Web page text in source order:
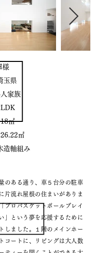
様
玉県
人家族
㎡
㎡
造軸組み
のある通り、車５台分の駐車
片流れ屋根の住まいがありま
プロバスケットポールプレイ
」という夢を応援するために
しました。１階のメインホー
コートに、リビングは大人数